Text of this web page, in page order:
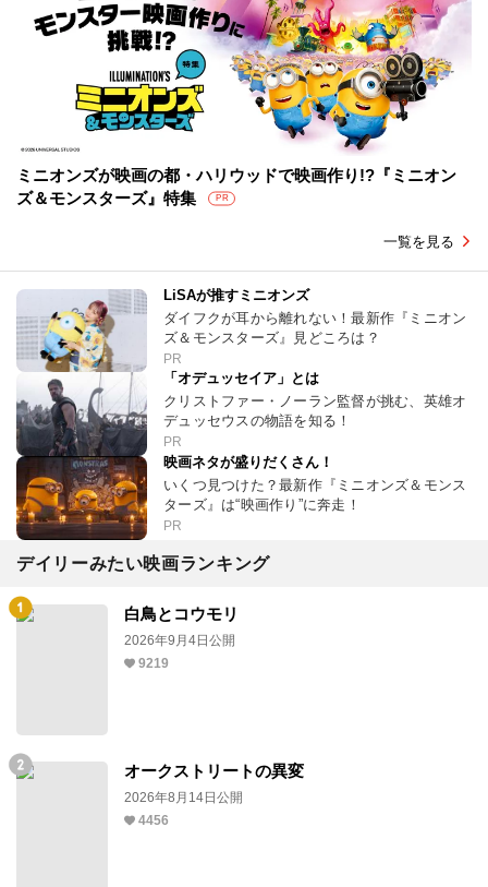
ミニオンズが映画の都・ハリウッドで映画作り!?『ミニオン
ズ＆モンスターズ』特集
PR
一覧を見る
LiSAが推すミニオンズ
ダイフクが耳から離れない！最新作『ミニオン
ズ＆モンスターズ』見どころは？
PR
「オデュッセイア」とは
クリストファー・ノーラン監督が挑む、英雄オ
デュッセウスの物語を知る！
PR
映画ネタが盛りだくさん！
いくつ見つけた？最新作『ミニオンズ＆モンス
ターズ』は“映画作り”に奔走！
PR
デイリーみたい映画ランキング
白鳥とコウモリ
2026年9月4日公開
9219
オークストリートの異変
2026年8月14日公開
4456